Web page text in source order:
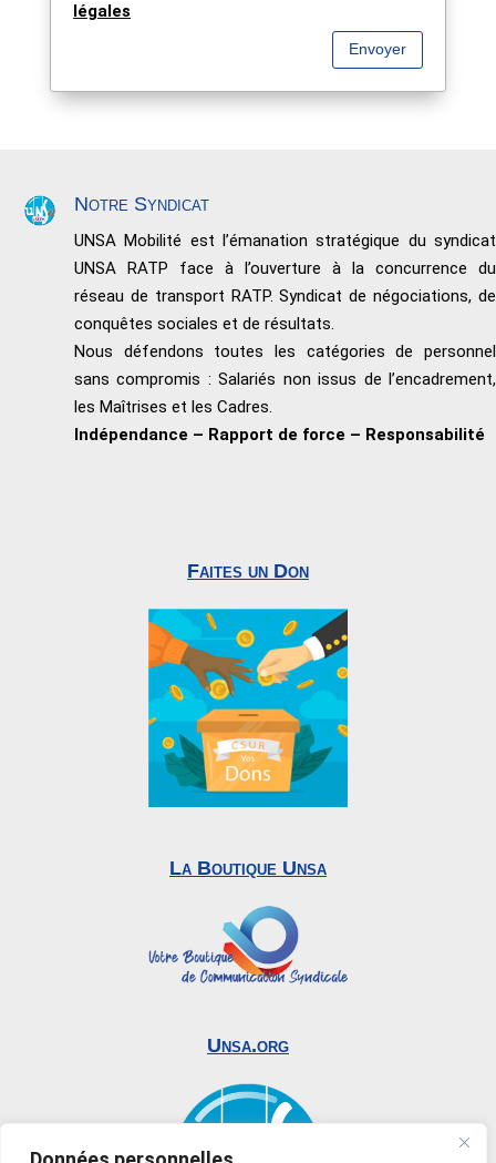
légales
Envoyer
Notre Syndicat
UNSA Mobilité est l’émanation stratégique du syndicat
UNSA RATP face à l’ouverture à la concurrence du
réseau de transport RATP. Syndicat de négociations, de
conquêtes sociales et de résultats.
Nous défendons toutes les catégories de personnel
sans compromis : Salariés non issus de l’encadrement,
les Maîtrises et les Cadres.
Indépendance – Rapport de force – Responsabilité
Faites un Don
La Boutique Unsa
Unsa.org